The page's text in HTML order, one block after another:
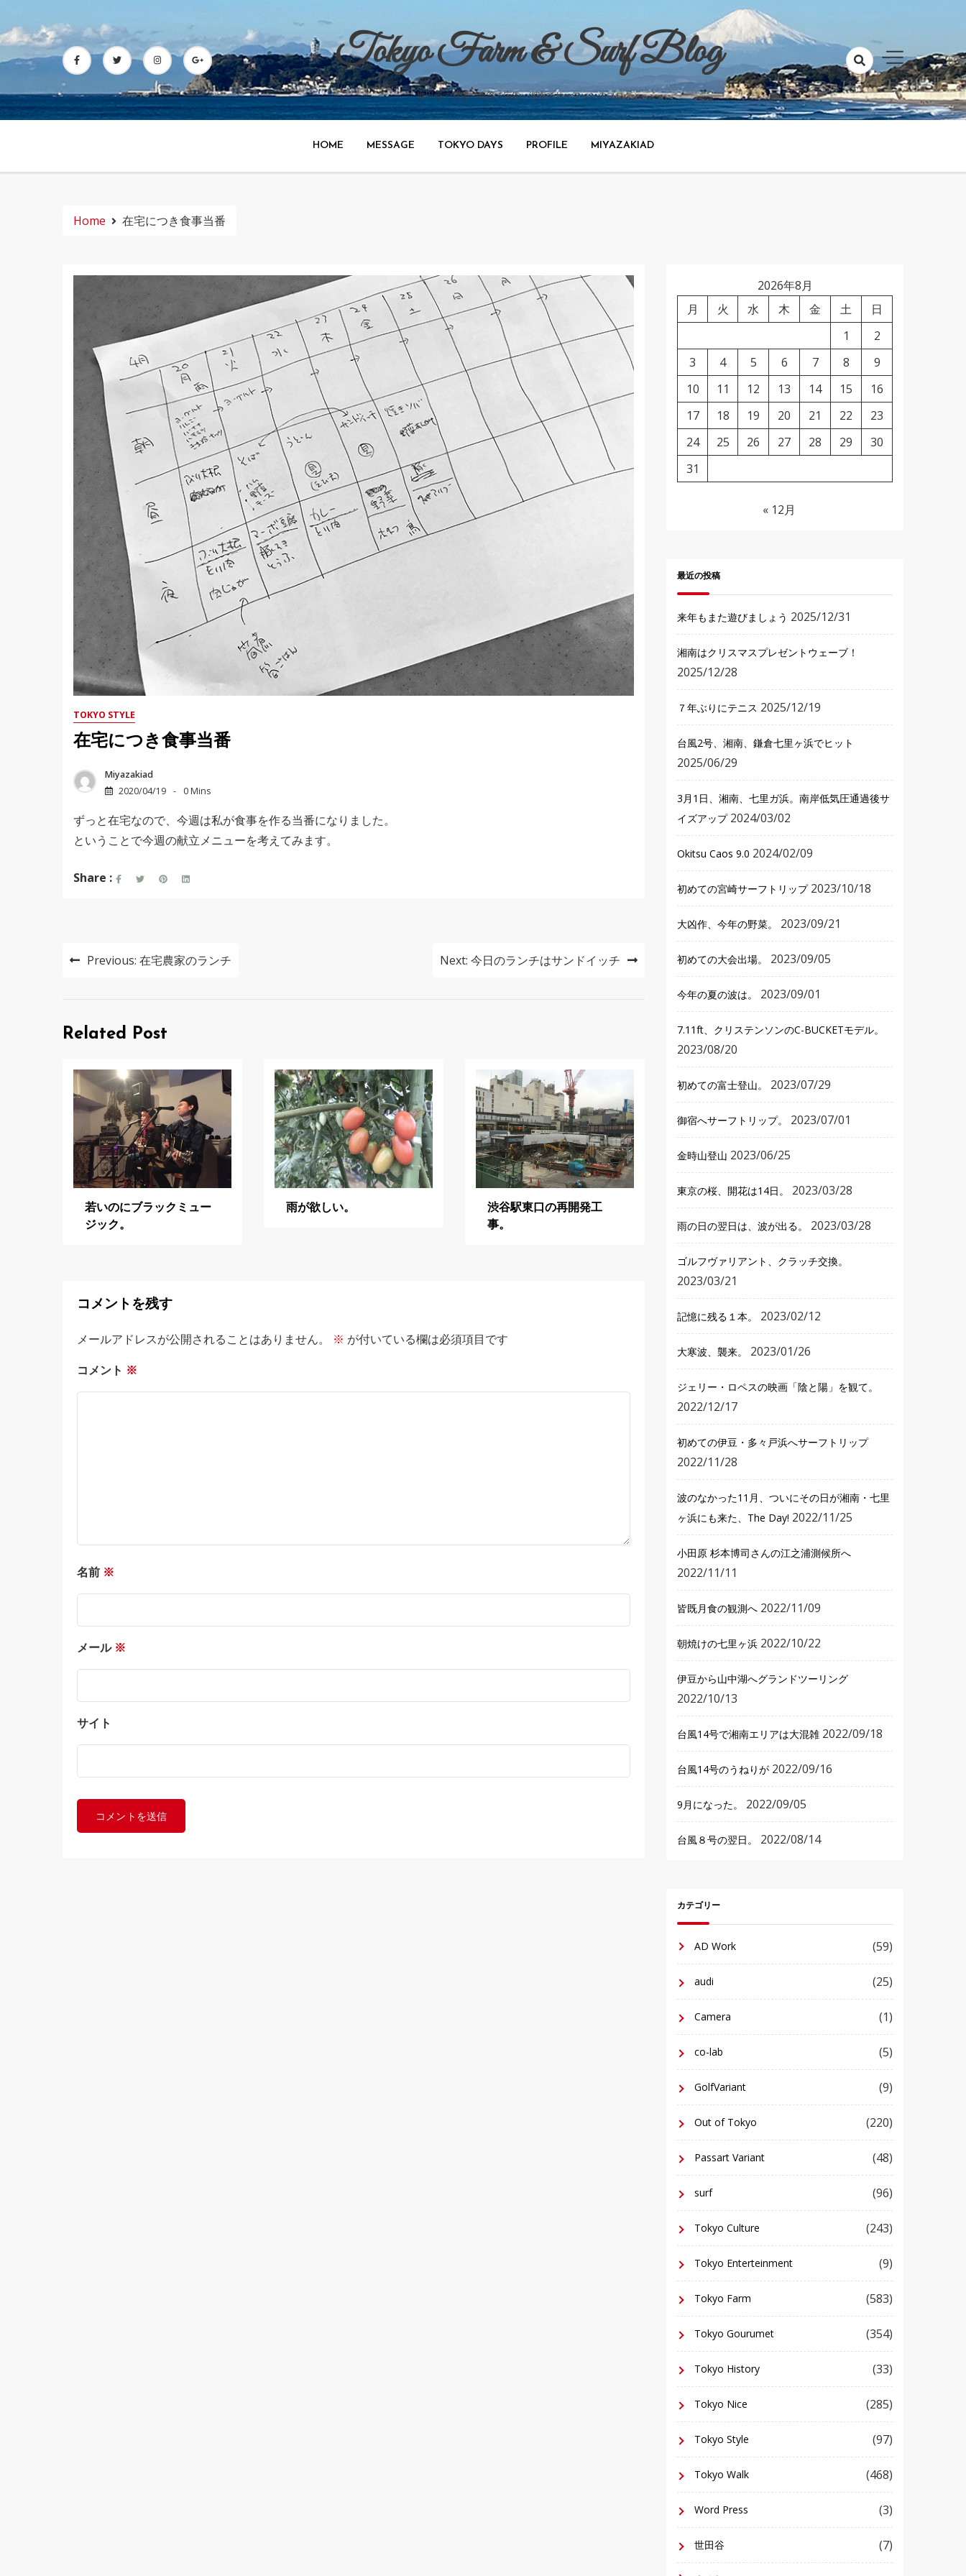
to
content
Tokyo Farm & Surf Blog
世田谷で野菜、渋谷で広告、湘南でサーフィンのブログ。
HOME MESSAGE TOKYO DAYS PROFILE MIYAZAKIAD
Home 在宅につき食事当番
TOKYO STYLE
在宅につき食事当番
Miyazakiad
2020/04/19
0 Mins
ずっと在宅なので、今週は私が食事を作る当番になりました。
ということで今週の献立メニューを考えてみます。
Share :
投
ビ
ー
シ
ョ
ン
Previous: 在宅農家のランチ Next: 今日のランチはサンドイッチ
Related Post
若いのにブラックミュー
ジック。
雨が欲しい。
渋谷駅東口の再開発工
事。
コメントを残す
メールアドレスが公開されることはありません。 ※ が付いている欄は必須項目です
コメント ※
名前 ※
メール ※
サイト
2026年8月
月
火 水 木 金 土
日
1
2
3
4 5 6 7 8
9
10
11 12 13 14 15
16
17
18 19 20 21 22
23
24
25 26 27 28 29
30
31
« 12月
最近の投稿
来年もまた遊びましょう 2025/12/31
湘南はクリスマスプレゼントウェーブ！
2025/12/28
７年ぶりにテニス 2025/12/19
台風2号、湘南、鎌倉七里ヶ浜でヒット
2025/06/29
3月1日、湘南、七里ガ浜。南岸低気圧通過後サ
イズアップ 2024/03/02
Okitsu Caos 9.0 2024/02/09
初めての宮崎サーフトリップ 2023/10/18
大凶作、今年の野菜。 2023/09/21
初めての大会出場。 2023/09/05
今年の夏の波は。 2023/09/01
7.11ft、クリステンソンのC-BUCKETモデル。
2023/08/20
初めての富士登山。 2023/07/29
御宿へサーフトリップ。 2023/07/01
金時山登山 2023/06/25
東京の桜、開花は14日。 2023/03/28
雨の日の翌日は、波が出る。 2023/03/28
ゴルフヴァリアント、クラッチ交換。
2023/03/21
記憶に残る１本。 2023/02/12
大寒波、襲来。 2023/01/26
ジェリー・ロペスの映画「陰と陽」を観て。
2022/12/17
初めての伊豆・多々戸浜へサーフトリップ
2022/11/28
波のなかった11月、ついにその日が湘南・七里
ヶ浜にも来た、The Day! 2022/11/25
小田原 杉本博司さんの江之浦測候所へ
2022/11/11
皆既月食の観測へ 2022/11/09
朝焼けの七里ヶ浜 2022/10/22
伊豆から山中湖へグランドツーリング
2022/10/13
台風14号で湘南エリアは大混雑 2022/09/18
台風14号のうねりが 2022/09/16
9月になった。 2022/09/05
台風８号の翌日。 2022/08/14
カテゴリー
AD Work (59)
audi (25)
Camera (1)
co-lab (5)
GolfVariant (9)
Out of Tokyo (220)
Passart Variant (48)
surf (96)
Tokyo Culture (243)
Tokyo Enterteinment (9)
Tokyo Farm (583)
Tokyo Gourumet (354)
Tokyo History (33)
Tokyo Nice (285)
Tokyo Style (97)
Tokyo Walk (468)
Word Press (3)
世田谷 (7)